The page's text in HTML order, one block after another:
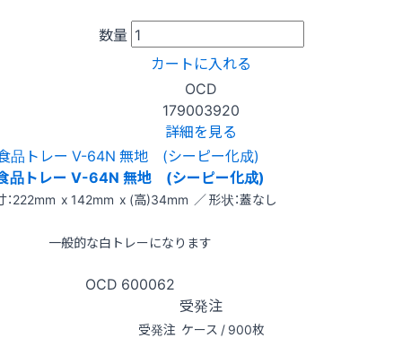
数量
カートに入れる
OCD
179003920
詳細を見る
品トレー V-64N 無地 (シーピー化成)
：222mm x 142mm x (高)34mm ／ 形状：蓋なし
一般的な白トレーになります
OCD 600062
受発注
受発注 ケース / 900枚